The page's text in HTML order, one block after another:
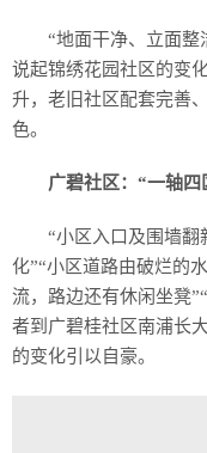
“地面干净、立面整
说起锦绣花园社区的变
升，老旧社区配套完善
色。
广碧社区：“一轴
“小区入口及围墙
化”“小区道路由破烂的
流，路边还有休闲坐凳
者到广碧桂社区南浦长
的变化引以自豪。